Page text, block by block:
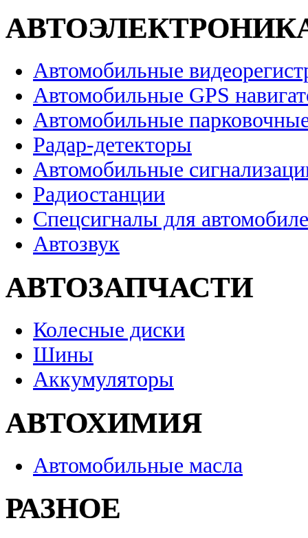
Автомобильные
Автомобильные GPS
Автомобильные
Радар-детекторы
Автомобильные
Радиостанции
Спецсигналы для
Автозвук
АВТОЗАПЧАСТИ
Колесные диски
Шины
Аккумуляторы
АВТОХИМИЯ
Автомобильные масла
РАЗНОЕ